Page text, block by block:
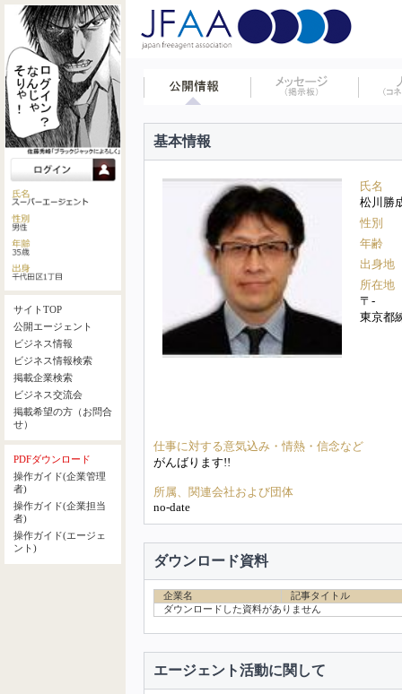
サイトTOP
公開エージェント
ビジネス情報
ビジネス情報検索
掲載企業検索
ビジネス交流会
掲載希望の方（お問合
せ）
PDFダウンロード
操作ガイド(企業管理
者)
操作ガイド(企業担当
者)
操作ガイド(エージェ
ント)
基本情報
氏名
松川勝
性別
年齢
出身地
所在地
〒-
東京都
仕事に対する意気込み・情熱・信念など
がんばります!!
所属、関連会社および団体
no-date
ダウンロード資料
企業名
記事タイトル
ダウンロードした資料がありません
エージェント活動に関して